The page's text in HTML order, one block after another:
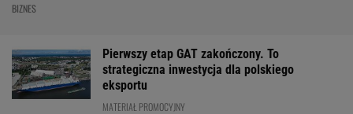
BIZNES
Pierwszy etap GAT zakończony. To
strategiczna inwestycja dla polskiego
eksportu
MATERIAŁ PROMOCYJNY